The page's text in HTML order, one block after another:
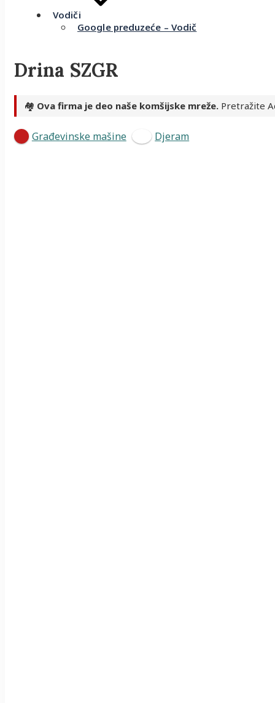
Vodiči
Google preduzeće – Vodič
Drina SZGR
🏘️ Ova firma je deo naše komšijske mreže. Pretražite
Građevinske mašine Djeram